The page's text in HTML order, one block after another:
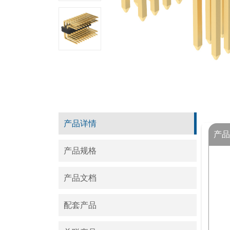
产品详情
产品规格
产品文档
配套产品
产